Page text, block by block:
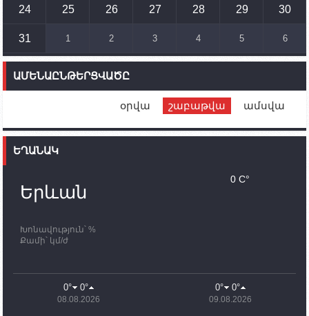
տեղակայված հայկական դիրքերի անձնակազմի
ունեն. կիպրոսցի խորհրդարանականը՝ Ալեն
Ֆրանսիայի ԱԳ նախարարը կայցելի Հայաստան
պատասխանատուներ կմնան ԼՂ-ում՝ մինչև
որոնողափրկարարական աշխատանքների
11:03
ՄԱԿ-ի առաքելությունը շատ, շատ, շատ օգտակար
Ադրբեջանի փոխվարչապետն այսօր կմեկնի
Ստեփանակերտ
24 25 26 27 28 29 30
31 1 2 3 4 5 6
ԱՄԵՆԱԸՆԹԵՐՑՎԱԾԸ
օրվա շաբաթվա ամսվա
ԵՂԱՆԱԿ
Երևան
Խոնավություն՝ %
Քամի՝ կմ/ժ
0 C°
0° 0°
08.08.2026
0° 0°
09.08.2026